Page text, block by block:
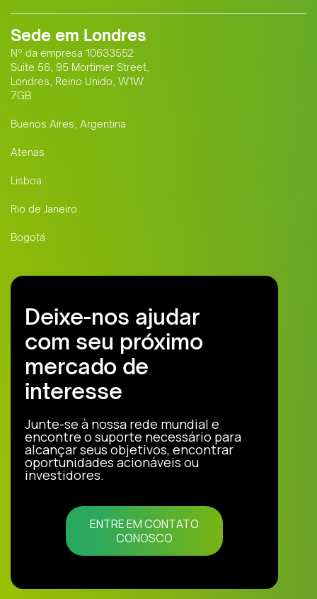
Sede em Londres
Nº da empresa 10633552
Suite 56, 95 Mortimer Street,
Londres, Reino Unido, W1W
7GB
Buenos Aires, Argentina
Atenas
Lisboa
Rio de Janeiro
Bogotá
Deixe-nos ajudar
com seu próximo
mercado de
interesse
Junte-se à nossa rede mundial e
encontre o suporte necessário para
alcançar seus objetivos, encontrar
oportunidades acionáveis ou
investidores.
ENTRE EM CONTATO
CONOSCO